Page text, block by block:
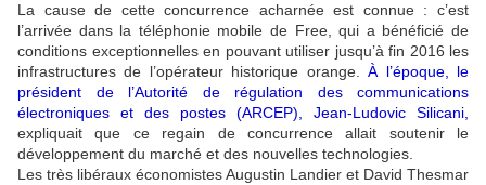
La cause de cette concurrence acharnée est connue : c’est
l’arrivée dans la téléphonie mobile de Free, qui a bénéficié de
conditions exceptionnelles en pouvant utiliser jusqu’à fin 2016 les
infrastructures de l’opérateur historique orange.À l’époque, le
président de l’Autorité de régulation des communications
électroniques et des postes (ARCEP), Jean-Ludovic Silicani,
expliquait que ce regain de concurrence allait soutenir le
développement du marché et des nouvelles technologies.
Les très libéraux économistes Augustin Landier et David Thesmar